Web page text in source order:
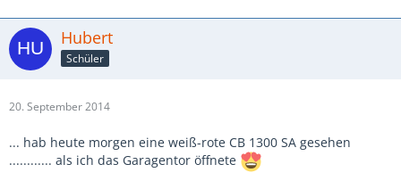
Hubert
Schüler
20. September 2014
... hab heute morgen eine weiß-rote CB 1300 SA gesehen
............ als ich das Garagentor öffnete